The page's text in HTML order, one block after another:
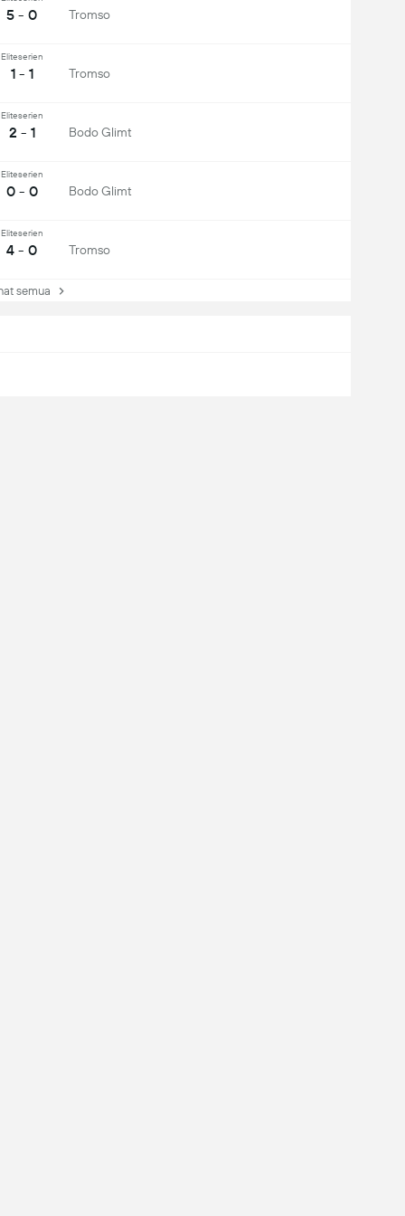
5 - 0 Tromso
Eliteserien
1 - 1 Tromso
Eliteserien
2 - 1 Bodo Glimt
Eliteserien
0 - 0 Bodo Glimt
Eliteserien
4 - 0 Tromso
semua